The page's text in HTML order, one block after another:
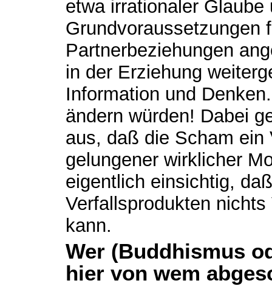
etwa irrationaler
Grundvoraussetzungen
Partnerbeziehungen
in der Erziehung
Information und
ändern würden! Dabei
aus, daß die Scham
gelungener wirklicher
eigentlich einsichtig,
Verfallsprodukten
kann.
Wer (Buddhismus
hier von wem